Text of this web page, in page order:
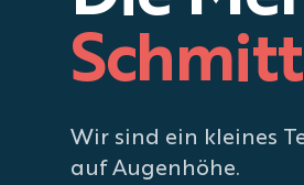
Wir sind ein kleines
auf Augenhöhe.